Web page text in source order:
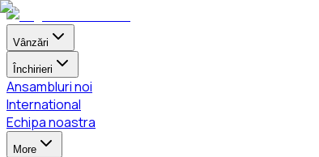
Vânzări
Închirieri
Ansambluri noi
International
Echipa noastra
More